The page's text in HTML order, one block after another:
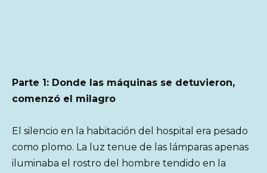
Parte 1: Donde las máquinas se detuvieron,
comenzó el milagro
El silencio en la habitación del hospital era pesado
como plomo. La luz tenue de las lámparas apenas
iluminaba el rostro del hombre tendido en la